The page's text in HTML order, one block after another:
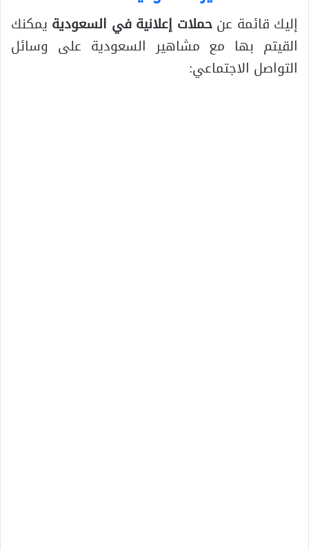
إليك قائمة عنحملات إعلانية في السعودية يمكنك
القيتم بها مع مشاهير السعودية على وسائل
التواصل الاجتماعي: